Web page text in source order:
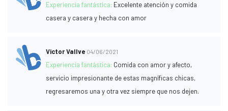
Experiencia fantástica: Excelente atención y comida
casera y casera y hecha con amor
Victor Vallve 04/06/2021
Experiencia fantástica: Comida con amor y afecto,
servicio impresionante de estas magníficas chicas,
regresaremos una y otra vez siempre que nos dejen.